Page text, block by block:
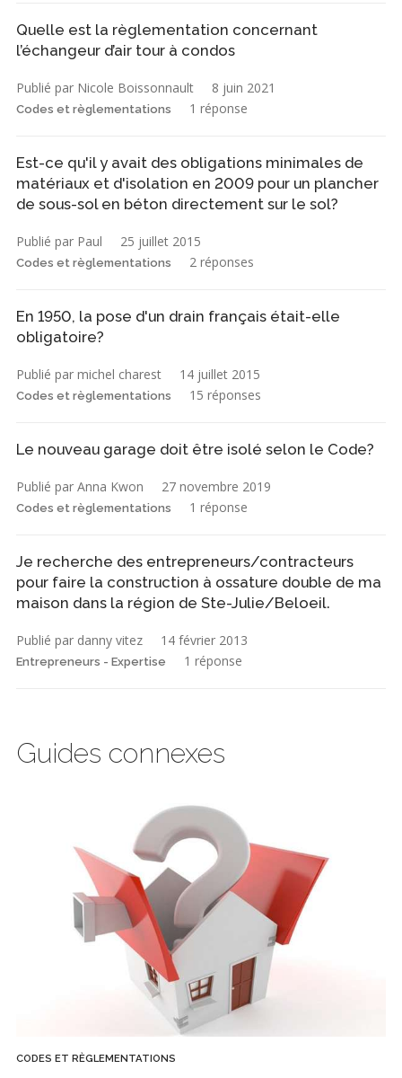
Quelle est la règlementation concernant
l’échangeur d’air tour à condos
Publié par Nicole Boissonnault 8 juin 2021
Codes et règlementations 1 réponse
Est-ce qu'il y avait des obligations minimales de
matériaux et d'isolation en 2009 pour un plancher
de sous-sol en béton directement sur le sol?
Publié par Paul 25 juillet 2015
Codes et règlementations 2 réponses
En 1950, la pose d'un drain français était-elle
obligatoire?
Publié par michel charest 14 juillet 2015
Codes et règlementations 15 réponses
Le nouveau garage doit être isolé selon le Code?
Publié par Anna Kwon 27 novembre 2019
Codes et règlementations 1 réponse
Je recherche des entrepreneurs/contracteurs
pour faire la construction à ossature double de ma
maison dans la région de Ste-Julie/Beloeil.
Publié par danny vitez 14 février 2013
Entrepreneurs - Expertise 1 réponse
Guides connexes
CODES ET RÈGLEMENTATIONS